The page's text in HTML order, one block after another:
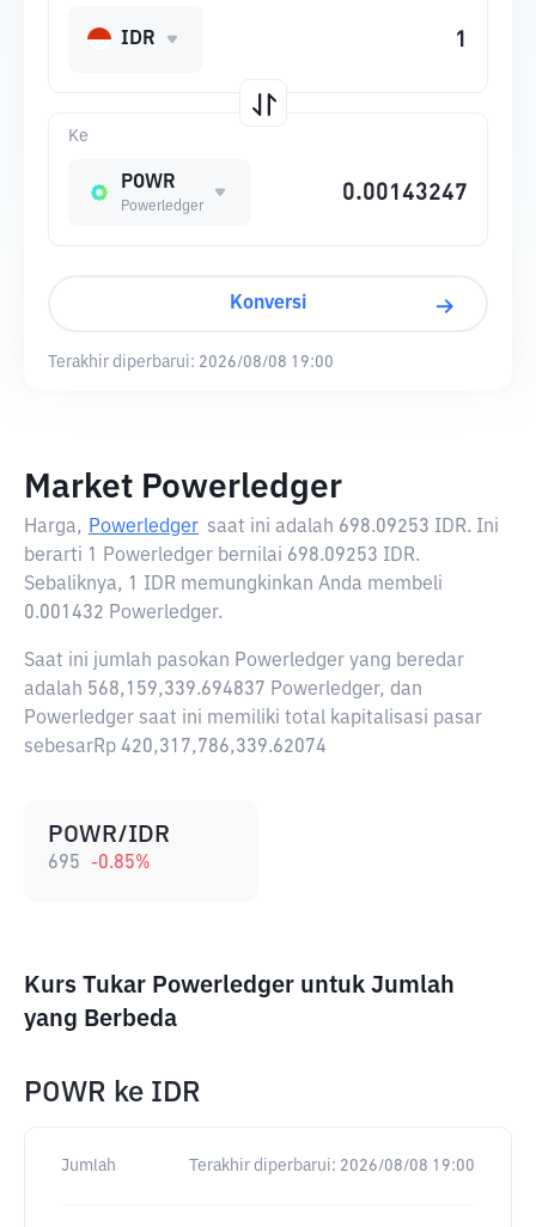
Ke
POWR
Powerledger
IDR
Konversi
Terakhir diperbarui: 2026/08/08 19:00
Market Powerledger
Harga, Powerledger saat ini adalah 698.09253 IDR. Ini
berarti 1 Powerledger bernilai 698.09253 IDR.
Sebaliknya, 1 IDR memungkinkan Anda membeli
0.001432 Powerledger.
Saat ini jumlah pasokan Powerledger yang beredar
adalah 568,159,339.694837 Powerledger, dan
Powerledger saat ini memiliki total kapitalisasi pasar
sebesarRp 420,317,786,339.62074
POWR/IDR
695 -0.85%
Kurs Tukar Powerledger untuk Jumlah
yang Berbeda
POWR ke IDR
Jumlah Terakhir diperbarui: 2026/08/08 19:00